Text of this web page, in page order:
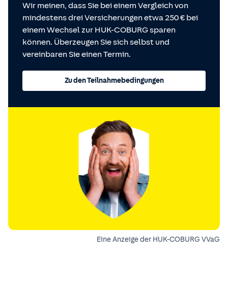
Wir meinen, dass Sie bei einem Vergleich von
mindestens drei Versicherungen etwa 250 € bei
einem Wechsel zur HUK-COBURG sparen
können. Überzeugen Sie sich selbst und
vereinbaren Sie einen Termin.
Zu den Teilnahmebedingungen
Eine Anzeige der HUK-COBURG VVaG